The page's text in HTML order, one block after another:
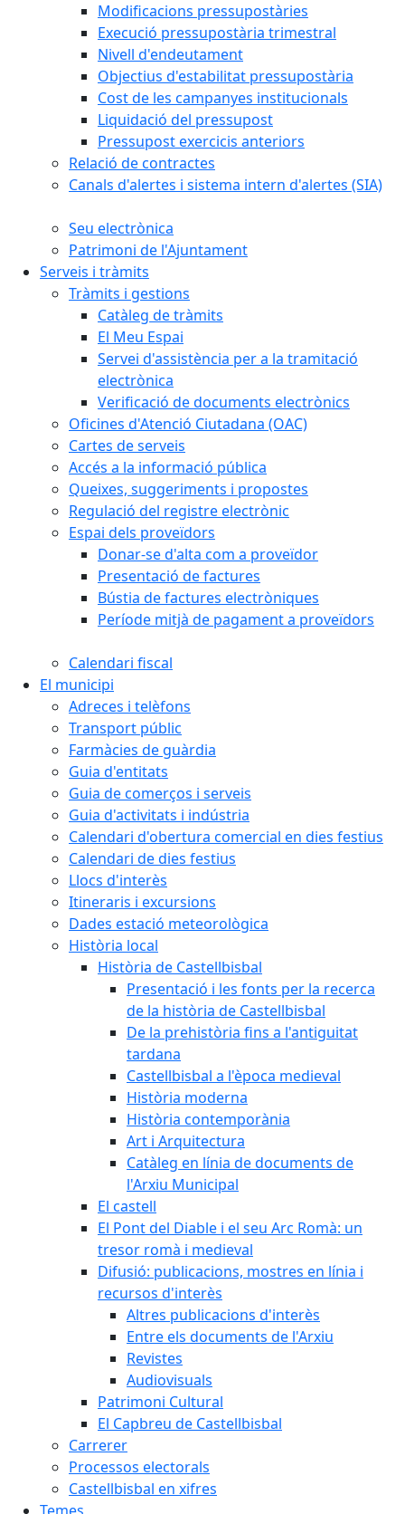
Modificacions pressupostàries
Execució pressupostària trimestral
Nivell d'endeutament
Objectius d'estabilitat pressupostària
Cost de les campanyes institucionals
Liquidació del pressupost
Pressupost exercicis anteriors
Relació de contractes
Canals d'alertes i sistema intern d'alertes (SIA)
Seu electrònica
Patrimoni de l'Ajuntament
Serveis i tràmits
Tràmits i gestions
Catàleg de tràmits
El Meu Espai
Servei d'assistència per a la tramitació
electrònica
Verificació de documents electrònics
Oficines d'Atenció Ciutadana (OAC)
Cartes de serveis
Accés a la informació pública
Queixes, suggeriments i propostes
Regulació del registre electrònic
Espai dels proveïdors
Donar-se d'alta com a proveïdor
Presentació de factures
Bústia de factures electròniques
Període mitjà de pagament a proveïdors
Calendari fiscal
El municipi
Adreces i telèfons
Transport públic
Farmàcies de guàrdia
Guia d'entitats
Guia de comerços i serveis
Guia d'activitats i indústria
Calendari d'obertura comercial en dies festius
Calendari de dies festius
Llocs d'interès
Itineraris i excursions
Dades estació meteorològica
Història local
Història de Castellbisbal
Presentació i les fonts per la recerca
de la història de Castellbisbal
De la prehistòria fins a l'antiguitat
tardana
Castellbisbal a l'època medieval
Història moderna
Història contemporània
Art i Arquitectura
Catàleg en línia de documents de
l'Arxiu Municipal
El castell
El Pont del Diable i el seu Arc Romà: un
tresor romà i medieval
Difusió: publicacions, mostres en línia i
recursos d'interès
Altres publicacions d'interès
Entre els documents de l'Arxiu
Revistes
Audiovisuals
Patrimoni Cultural
El Capbreu de Castellbisbal
Carrerer
Processos electorals
Castellbisbal en xifres